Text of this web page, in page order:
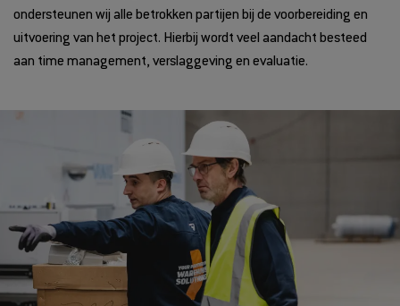
ondersteunen wij alle betrokken partijen bij de voorbereiding en
uitvoering van het project. Hierbij wordt veel aandacht besteed
aan time management, verslaggeving en evaluatie.